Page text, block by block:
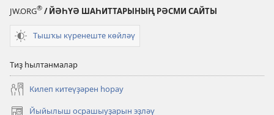
JW.ORG® / ЙӘҺҮӘ ШАҺИТТАРЫНЫҢ РӘСМИ САЙТЫ
Тышҡы күренеште көйләү
Тиҙ һылтанмалар
Килеп китеүҙәрен һорау
Йыйылыш осрашыуҙарын эҙләү